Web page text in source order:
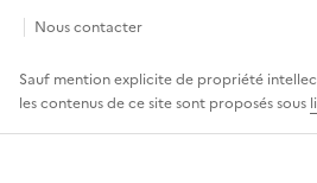
Nous contacter
Sauf mention explicite de propriété
les contenus de ce site sont proposés sous